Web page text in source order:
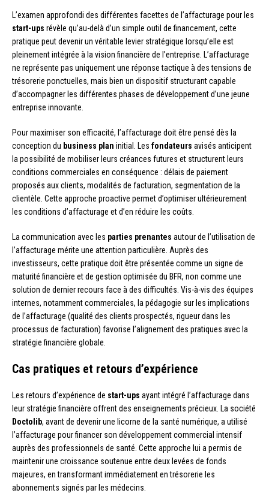
L’examen approfondi des différentes facettes de l’affacturage pour les
start-ups révèle qu’au-delà d’un simple outil de financement, cette
pratique peut devenir un véritable levier stratégique lorsqu’elle est
pleinement intégrée à la vision financière de l’entreprise. L’affacturage
ne représente pas uniquement une réponse tactique à des tensions de
trésorerie ponctuelles, mais bien un dispositif structurant capable
d’accompagner les différentes phases de développement d’une jeune
entreprise innovante.
Pour maximiser son efficacité, l’affacturage doit être pensé dès la
conception du business plan initial. Les fondateurs avisés anticipent
la possibilité de mobiliser leurs créances futures et structurent leurs
conditions commerciales en conséquence : délais de paiement
proposés aux clients, modalités de facturation, segmentation de la
clientèle. Cette approche proactive permet d’optimiser ultérieurement
les conditions d’affacturage et d’en réduire les coûts.
La communication avec les parties prenantes autour de l’utilisation de
l’affacturage mérite une attention particulière. Auprès des
investisseurs, cette pratique doit être présentée comme un signe de
maturité financière et de gestion optimisée du BFR, non comme une
solution de dernier recours face à des difficultés. Vis-à-vis des équipes
internes, notamment commerciales, la pédagogie sur les implications
de l’affacturage (qualité des clients prospectés, rigueur dans les
processus de facturation) favorise l’alignement des pratiques avec la
stratégie financière globale.
Cas pratiques et retours d’expérience
Les retours d’expérience de start-ups ayant intégré l’affacturage dans
leur stratégie financière offrent des enseignements précieux. La société
Doctolib, avant de devenir une licorne de la santé numérique, a utilisé
l’affacturage pour financer son développement commercial intensif
auprès des professionnels de santé. Cette approche lui a permis de
maintenir une croissance soutenue entre deux levées de fonds
majeures, en transformant immédiatement en trésorerie les
abonnements signés par les médecins.